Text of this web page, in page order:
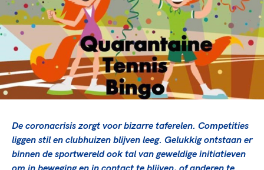
Sportonderzoek
Sportakkoord II
Game Changer
TeamNL kids
Nieuwspagina
Veilige en integere sport
Diversiteit en inclusie
Gezonde sportomgeving
Duurzaamheid
Bekwaam sportkader
Vitale clubs en bestuurlijk kader
Sportmatch
Clubacties
TeamNL Academie Kalender
Kennisaanbod TeamNL Experts
TeamNL Sport Science Centre
Paralympische Spelen LA28
Europese Spelen Istanbul 2027
De coronacrisis zorgt voor bizarre taferelen. Competities
liggen stil en clubhuizen blijven leeg. Gelukkig ontstaan er
binnen de sportwereld ook tal van geweldige initiatieven
om in beweging en in contact te blijven, of anderen te